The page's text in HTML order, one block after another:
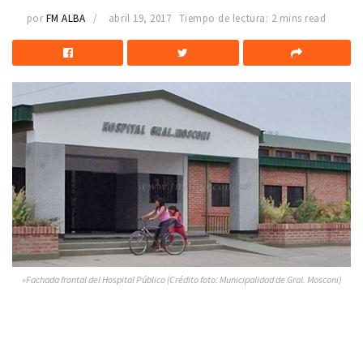
por FM ALBA abril 19, 2017 Tiempo de lectura: 2 mins read
»Fachada frontal del Hospital Público (Crédito foto: Municipalidad de Gral. Mosconi)